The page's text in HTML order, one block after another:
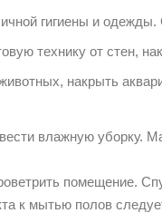
гигиены и
технику от стен,
накрыть
влажную уборку.
помещение.
к мытью полов